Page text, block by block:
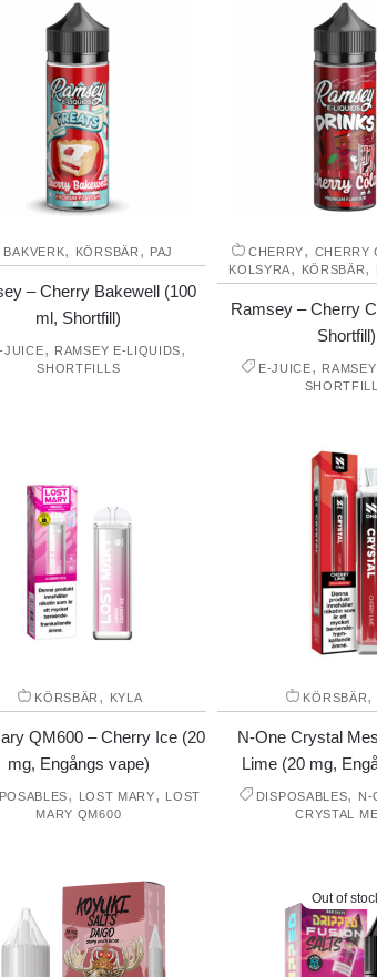
BAKVERK, KÖRSBÄR , PAJ
– Cherry Bakewell (100
ml, Shortfill)
JUICE, RAMSEY E-LIQUIDS,
SHORTFILLS
CHERRY, CHERRY
KOLSYRA, KÖRSBÄR,
Ramsey – Cherry
Shortfill)
E-JUICE,
KÖRSBÄR , KYLA
QM600 – Cherry Ice (20
mg, Engångs vape)
, LOST MARY, LOST
MARY QM600
KÖRSBÄR,
N-One Crystal
Lime (20 mg,
DISPOSABLES, N-
CRYSTAL
Out of